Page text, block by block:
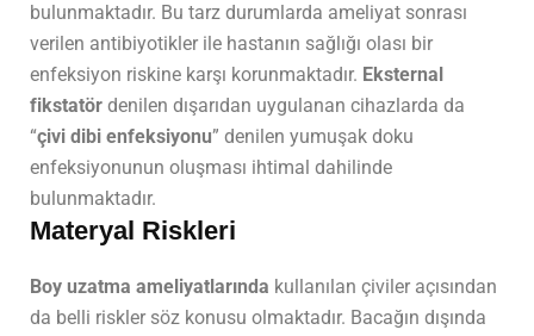
bulunmaktadır. Bu tarz durumlarda ameliyat sonrası
verilen antibiyotikler ile hastanın sağlığı olası bir
enfeksiyon riskine karşı korunmaktadır. Eksternal
fikstatör denilen dışarıdan uygulanan cihazlarda da
“çivi dibi enfeksiyonu” denilen yumuşak doku
enfeksiyonunun oluşması ihtimal dahilinde
bulunmaktadır.
Materyal Riskleri
Boy uzatma ameliyatlarında kullanılan çiviler açısından
da belli riskler söz konusu olmaktadır. Bacağın dışında